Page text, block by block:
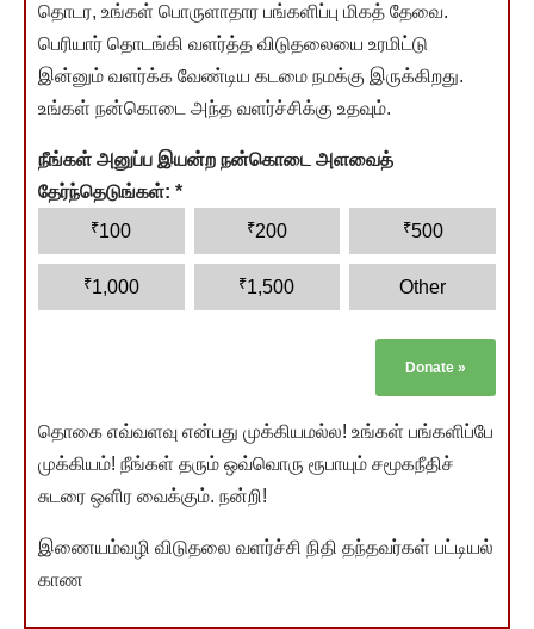
தொடர, உங்கள் பொருளாதார பங்களிப்பு மிகத் தேவை.
பெரியார் தொடங்கி வளர்த்த விடுதலையை உரமிட்டு
இன்னும் வளர்க்க வேண்டிய கடமை நமக்கு இருக்கிறது.
உங்கள் நன்கொடை அந்த வளர்ச்சிக்கு உதவும்.
நீங்கள் அனுப்ப இயன்ற நன்கொடை அளவைத்
தேர்ந்தெடுங்கள்: *
₹100 ₹200 ₹500
₹1,000 ₹1,500 Other
Donate »
தொகை எவ்வளவு என்பது முக்கியமல்ல! உங்கள் பங்களிப்பே
முக்கியம்! நீங்கள் தரும் ஒவ்வொரு ரூபாயும் சமூகநீதிச்
சுடரை ஒளிர வைக்கும். நன்றி!
இணையம்வழி விடுதலை வளர்ச்சி நிதி தந்தவர்கள் பட்டியல்
காண